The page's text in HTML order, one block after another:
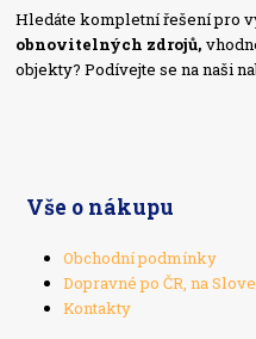
Hledáte kompletní řešení pro
obnovitelných zdrojů,
objekty? Podívejte se na naši
Vše o nákupu
Obchodní podmínky
Dopravné po ČR, na
Kontakty